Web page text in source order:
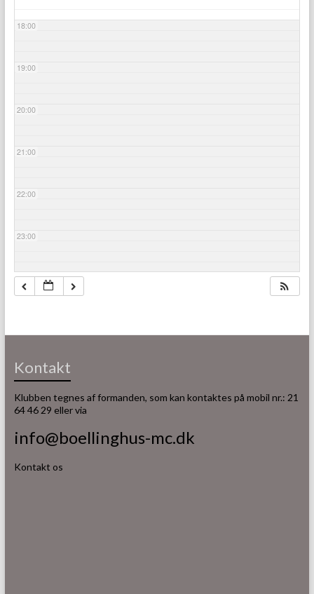
18:00
19:00
20:00
21:00
22:00
23:00
Kontakt
Klubben tegnes af formanden, som kan kontaktes på mobil nr.: 21
64 46 29 eller via
info@boellinghus-mc.dk
Kontakt os